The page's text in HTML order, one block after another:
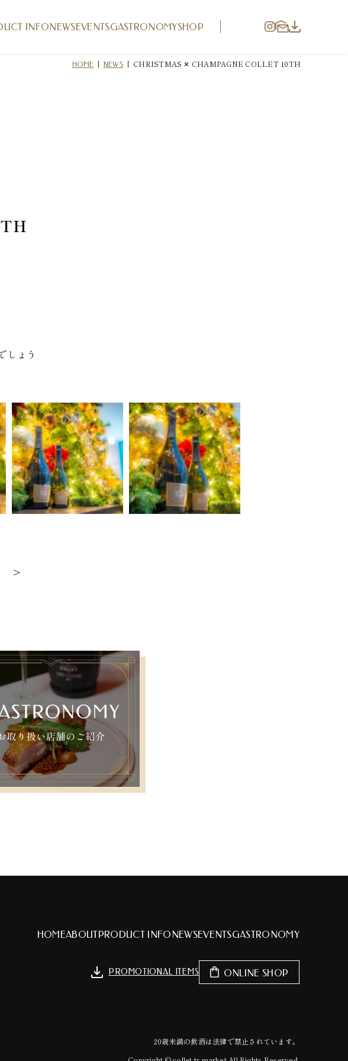
INFONEWSEVENTSGASTRONOMYSHOP
HOME | NEWS | CHRISTMAS ✕ CHAMPAGNE COLLET 10TH
しょう
>
HOMEABOUTPRODUCT INFONEWSEVENTSGASTRONOMY
PROMOTIONAL ITEMS ONLINE SHOP
20歳未満の飲酒は法律で禁止されています。